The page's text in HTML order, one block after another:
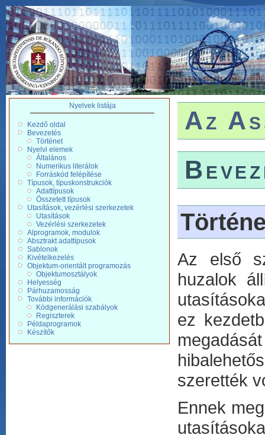
Nyelvek listája
Kezdő oldal
Bevezetés
Történet
Nyelvi elemek
Általános
Numerikus literálok
Forráskód felépítése
Típusok, típuskonstrukciók
Adattípusok
Összetett típusok
Utasítások, vezérlési szerkezetek
Utasítások
Vezérlési szerkezetek
Alprogramok, modulok
Absztrakt adattípusok
Sablonok
Kivételkezelés
Objektum-orientált programozás
Objektumosztályok
Helyesség
Párhuzamosság
További információk
Kódgenerálási szabályok
Regiszterek
Példaprogramok
Készítők
Az
Az első
huzalok
ez
szerették
Ennek